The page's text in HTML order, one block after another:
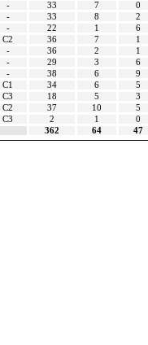
- 33 7
0
- 33 8
2
- 22 1
6
C2 36 7
1
- 36 2
1
- 29 3
6
- 38 6
9
C1 34 6
5
C3 18 5
3
C2 37 10
5
C3 2 1
0
362 64 47